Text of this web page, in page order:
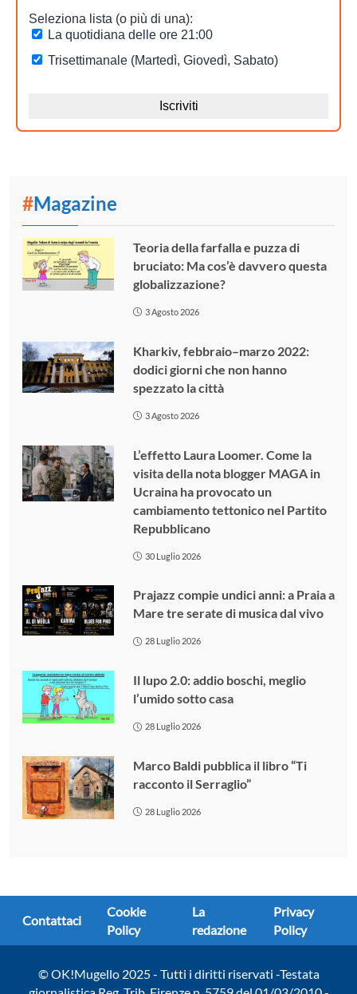
#Magazine
Teoria della farfalla e puzza di
bruciato: Ma cos’è davvero questa
globalizzazione?
3 Agosto 2026
Kharkiv, febbraio–marzo 2022:
dodici giorni che non hanno
spezzato la città
3 Agosto 2026
L’effetto Laura Loomer. Come la
visita della nota blogger MAGA in
Ucraina ha provocato un
cambiamento tettonico nel Partito
Repubblicano
30 Luglio 2026
Prajazz compie undici anni: a Praia a
Mare tre serate di musica dal vivo
28 Luglio 2026
Il lupo 2.0: addio boschi, meglio
l’umido sotto casa
28 Luglio 2026
Marco Baldi pubblica il libro “Ti
racconto il Serraglio”
28 Luglio 2026
Contattaci
Cookie
Policy
La
redazione
Privacy
Policy
© OK!Mugello 2025 - Tutti i diritti riservati -Testata